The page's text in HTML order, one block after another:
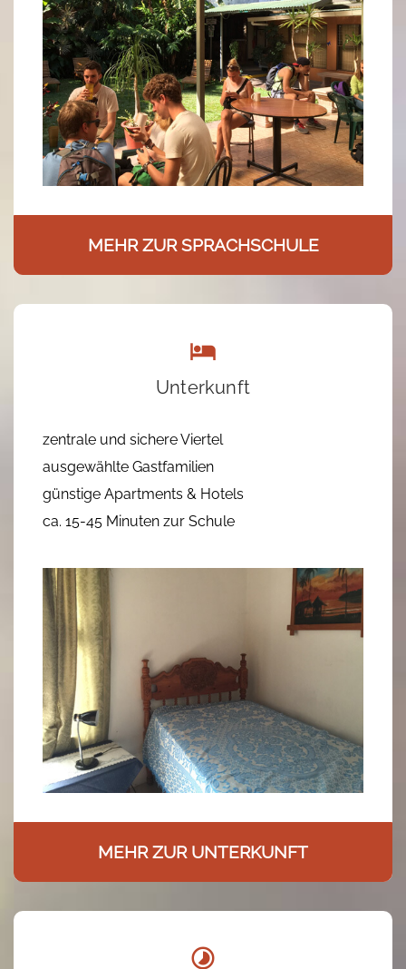
MEHR ZUR SPRACHSCHULE
Unterkunft
zentrale und sichere Viertel
ausgewählte Gastfamilien
günstige Apartments & Hotels
ca. 15-45 Minuten zur Schule
MEHR ZUR UNTERKUNFT